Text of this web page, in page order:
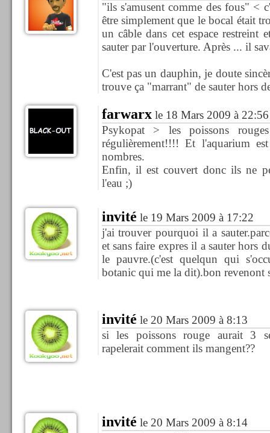
"ils s'amusent comme des fous" <
être simplement que le bocal était
un câble dans cet espace restreint
sauter par l'ouverture. Après ... il
C'est pas un dauphin, je doute
trouve ça "marrant" de sauter hors
farwarxle 18 Mars 2009 à 22:56
Psykopat > les poissons
régulièrement!!!! Et l'aquarium
nombres.
Enfin, il est couvert donc ils ne
l'eau ;)
invité le 19 Mars 2009 à 17:22
j'ai trouver pourquoi il a
et sans faire expres il a sauter hors
le pauvre.(c'est quelqun qui
botanic qui me la dit).bon revenont
invité le 20 Mars 2009 à 8:13
si les poissons rouge aurait 3
rapelerait comment ils mangent??
invité le 20 Mars 2009 à 8:14